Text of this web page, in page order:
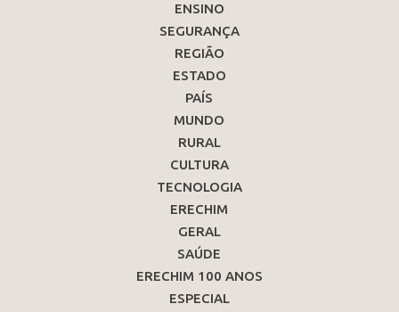
ENSINO
SEGURANÇA
REGIÃO
ESTADO
PAÍS
MUNDO
RURAL
CULTURA
TECNOLOGIA
ERECHIM
GERAL
SAÚDE
ERECHIM 100 ANOS
ESPECIAL